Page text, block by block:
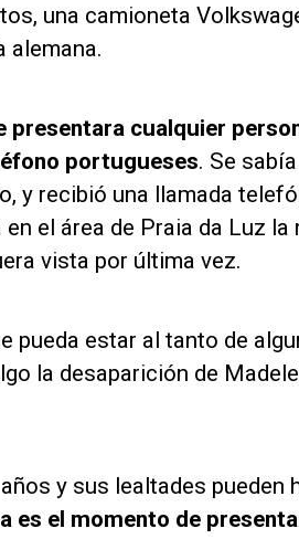
una camioneta
alemana.
presentara cualquier
portugueses. Se
y recibió una llamada
el área de Praia da Luz
vista por última vez.
pueda estar al tanto de
la desaparición de
y sus lealtades pueden
es el momento de